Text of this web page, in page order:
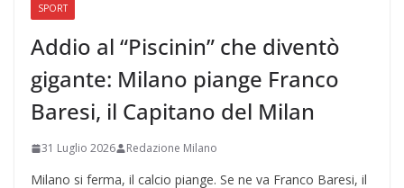
SPORT
Addio al “Piscinin” che diventò
gigante: Milano piange Franco
Baresi, il Capitano del Milan
31 Luglio 2026 Redazione Milano
Milano si ferma, il calcio piange. Se ne va Franco Baresi, il